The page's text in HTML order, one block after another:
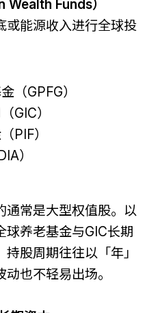
Funds）
或能源收入进行全球投
（GPFG）
GIC）
PIF）
）
通常是大型权值股。以
球养老基金与GIC长期
股周期往往以「年」
也不轻易出场。